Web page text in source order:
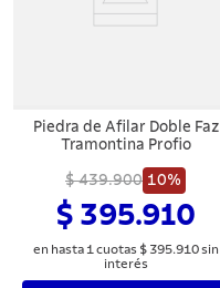
Piedra de Afilar Doble Faz
Tramontina Profio
$ 439.900 10%
$ 395.910
en hasta 1 cuotas $ 395.910sin
interés